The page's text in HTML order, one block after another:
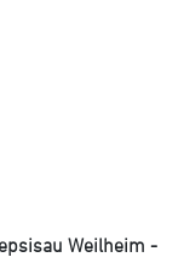
Weilheim -